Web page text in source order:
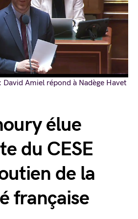
élue
du CESE
de la
française
David Amiel répond à Nadège Havet